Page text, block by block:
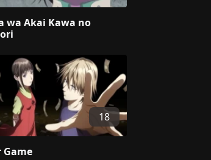
wa Akai Kawa no
18
Game